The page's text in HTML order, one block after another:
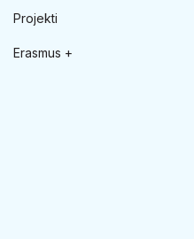
Projekti
Erasmus +